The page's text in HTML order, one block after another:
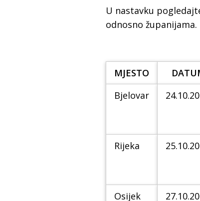
U nastavku
odnosno županijama.
MJESTO
Bjelovar
Rijeka
Osijek